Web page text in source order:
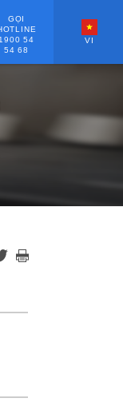
GỌI
1900 54
54 68
VI